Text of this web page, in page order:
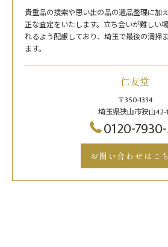
貴重品の捜索や思い出の品の遺品整理に加
正な査定をいたします。立ち会いが難しい
れるよう配慮しており、埼玉で最後の清掃
ます。
仁友堂
〒350-1334
埼玉県狭山市狭山42-
0120-
お問い合わせはこ